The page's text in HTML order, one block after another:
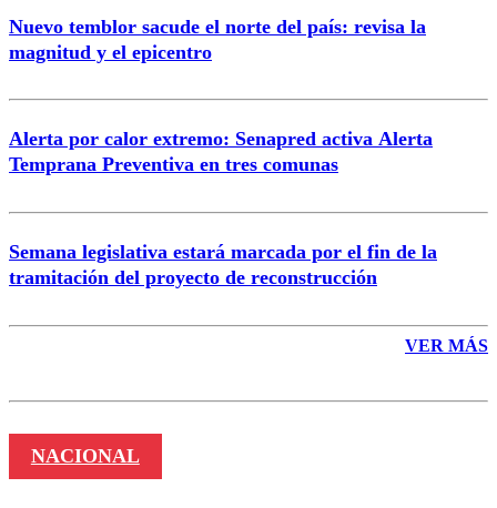
Nuevo temblor sacude el norte del país: revisa la
magnitud y el epicentro
Alerta por calor extremo: Senapred activa Alerta
Temprana Preventiva en tres comunas
Semana legislativa estará marcada por el fin de la
tramitación del proyecto de reconstrucción
VER MÁS
NACIONAL